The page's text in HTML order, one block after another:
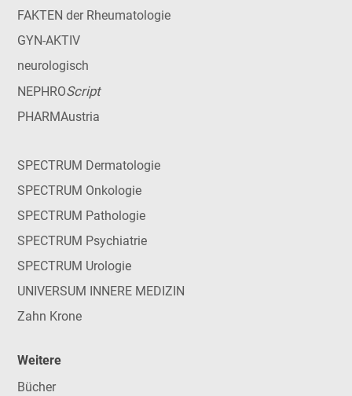
FAKTEN der Rheumatologie
GYN-AKTIV
neurologisch
NEPHROScript
PHARMAustria
SPECTRUM Dermatologie
SPECTRUM Onkologie
SPECTRUM Pathologie
SPECTRUM Psychiatrie
SPECTRUM Urologie
UNIVERSUM INNERE MEDIZIN
Zahn Krone
Weitere
Bücher